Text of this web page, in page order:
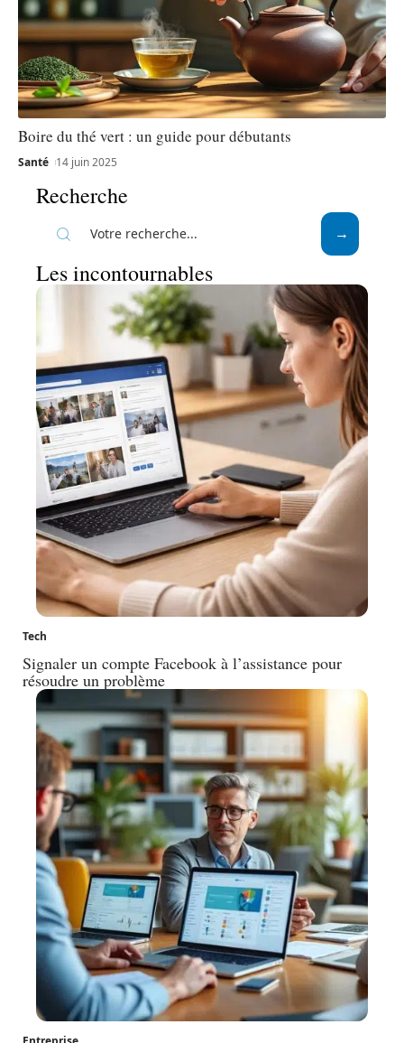
Boire du thé vert : un guide pour débutants
Santé 14 juin 2025
Recherche
Les incontournables
Tech
Signaler un compte Facebook à l’assistance pour
résoudre un problème